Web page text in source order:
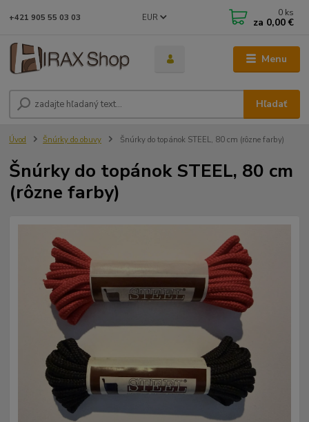
Menu
EUR
Hľadať
+421 905 55 03 03 0 ks
za 0,00 €
Úvod Šnúrky do obuvy Šnúrky do topánok STEEL, 80 cm (rôzne farby)
Šnúrky do topánok STEEL, 80 cm
(rôzne farby)